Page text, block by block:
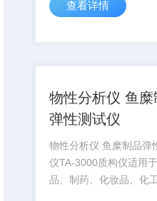
量两种试验模式，利用偏
的测量出玻璃内应力数
查看详情
物性分析仪 鱼糜
弹性测试仪
物性分析仪 鱼糜制品弹
仪TA-3000质构仪适用
品、制药、化妆品、化工